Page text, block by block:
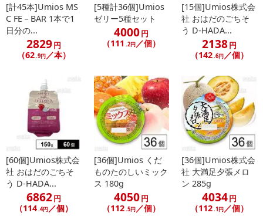
[計45本]Umios MS
C FE－BAR 1本で1
日分の...
2829円
（62.9円／本）
[5種計36個]Umios
ゼリー5種セット
4000円
（111 .2円／個）
[15個]Umios株式会
社 おはだのごちそ
う D-HADA...
2138円
（142.6円／個）
[60個]Umios株式会
社 おはだのごちそ
う D-HADA...
6862円
（114.4円／個）
[36個]Umios くだ
ものたのしいミック
ス 180g
4050円
（112.5円 ／個）
[36個]Umios株式会
社 大満足夕張メロ
ン 285g
4034円
（112.1円 ／個）